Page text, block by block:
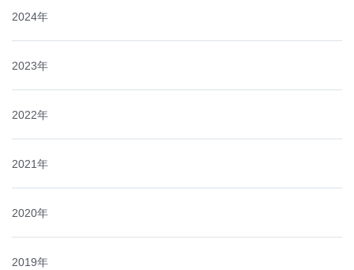
2024年
2023年
2022年
2021年
2020年
2019年